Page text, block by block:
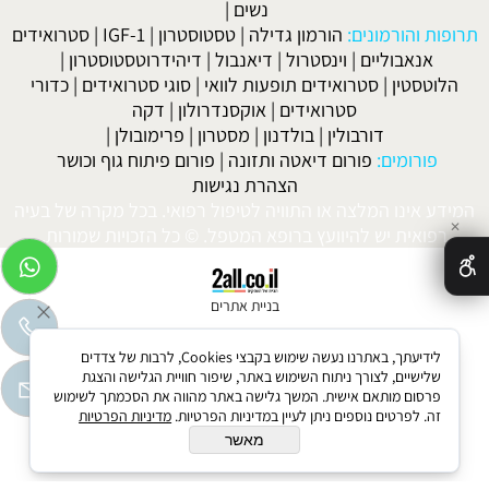
נשים |
תרופות והורמונים: הורמון גדילה |טסטוסטרון |
IGF-1
|סטרואידים
אנאבוליים | וינסטרול | דיאנבול | דיהידרוטסטוסטרון |
הלוטסטין | סטרואידים תופעות לוואי | סוגי סטרואידים | כדורי
סטרואידים | אוקסנדרולון | דקה
דורבולין | בולדנון | מסטרון | פרימובולן |
פורומים: פורום דיאטה ותזונה | פורום פיתוח גוף וכושר
הצהרת נגישות
המידע אינו המלצה או התוויה לטיפול רפואי. בכל מקרה של בעיה
רפואית יש להיוועץ ברופא המטפל. © כל הזכויות שמורות.
בניית אתרים
✕
לידיעתך, באתרנו נעשה שימוש בקבצי Cookies, לרבות של צדדים
שלישיים, לצורך ניתוח השימוש באתר, שיפור חוויית הגלישה והצגת
פרסום מותאם אישית. המשך גלישה באתר מהווה את הסכמתך לשימוש
זה. לפרטים נוספים ניתן לעיין במדיניות הפרטיות. מדיניות הפרטיות
מאשר